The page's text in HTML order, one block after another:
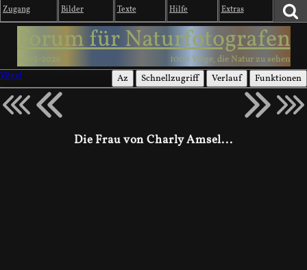
Zugang Bilder Texte Hilfe Extras
Forum für Naturfotografen
2003-2026
1000 Wege, die Natur zu sehen
Vögel
Az Schnellzugriff Verlauf Funktionen
Die Frau von Charly Amsel...